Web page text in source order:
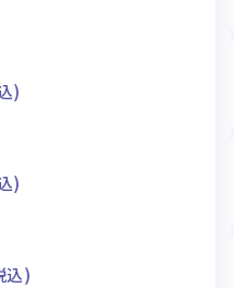
)
)
込)